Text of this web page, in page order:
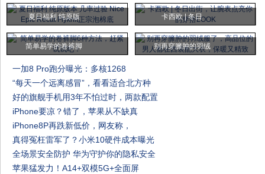
夏日福利 纯原版 卡西欧 | 冬日
简单易学的卷裤脚 别再穿臃肿的羽绒
一加8 Pro跑分曝光：多核1268
“每天一个远离感冒”，看看适合北方种
好的旗舰手机用3年不怕过时，两款配置
iPhone要凉？错了，苹果从不缺真
iPhone8P再跌新低价，网友称，
真得冤枉雷军了？小米10硬件成本曝光
全场景安全防护 华为守护你的隐私安全
苹果猛发力！A14+双模5G+全面屏